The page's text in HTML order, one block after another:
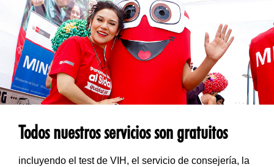
Todos nuestros servicios son gratuitos
incluyendo el test de VIH, el servicio de consejería, la